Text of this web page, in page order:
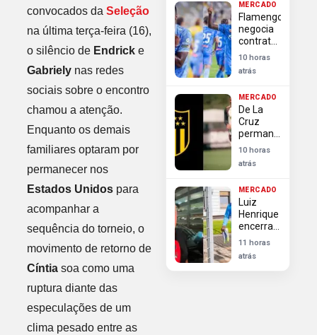
convocados da Seleção
na última terça-feira (16),
o silêncio de Endricke
Gabrielynas redes
sociais sobre o encontro
chamou a atenção.
Enquanto os demais
familiares optaram por
permanecer nos
Estados Unidospara
acompanhar a
sequência do torneio, o
movimento de retorno de
Cíntiasoa como uma
ruptura diante das
especulações de um
clima pesado entre as
classifica
oferta
como
desrespeitosa
MERCADO
Flamengo
negocia
contratação
de Luiz
Henrique
driblador
do
futebol
russo
10 horas
atrás
MERCADO
De La
Cruz
permanece
no
Flamengo
após
finalizar
negociações
10 horas
atrás
MERCADO
Luiz
Henrique
encerra
negociação
e não
jogará no
11 horas
atrás